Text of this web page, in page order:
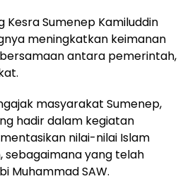
Kesra Sumenep Kamiluddin
meningkatkan keimanan
antara pemerintah,
masyarakat Sumenep,
hadir dalam kegiatan
nilai-nilai Islam
sebagaimana yang telah
Muhammad SAW.